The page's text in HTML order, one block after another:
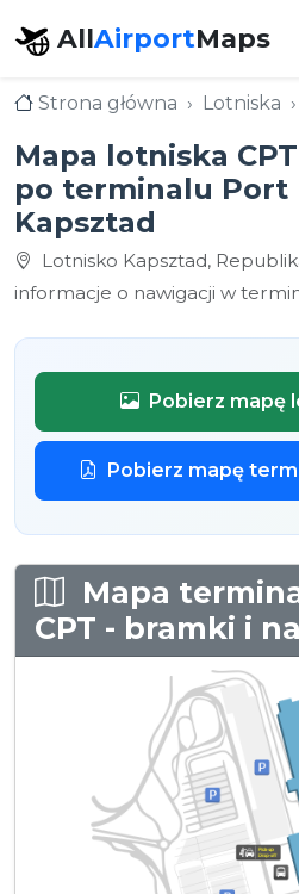
AllAirportMaps
Strona główna Lotniska
Mapa lotniska
po terminalu Port
Kapsztad
Lotnisko Kapsztad,
informacje o nawigacji w
Pobierz mapę
Pobierz mapę
Mapa
CPT - bramki i